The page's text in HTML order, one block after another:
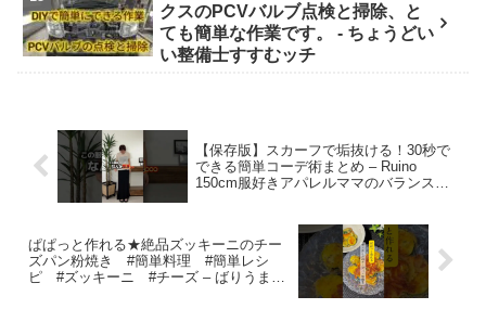
クスのPCVバルブ点検と掃除、と
ても簡単な作業です。 - ちょうどい
い整備士すすむッチ
【保存版】スカーフで垢抜ける！30秒で
できる簡単コーデ術まとめ – Ruino
150cm服好きアパレルママのバランスコ
ぱぱっと作れる★絶品ズッキーニのチー
ズパン粉焼き #簡単料理 #簡単レシ
ピ #ズッキーニ #チーズ – ばりうまか